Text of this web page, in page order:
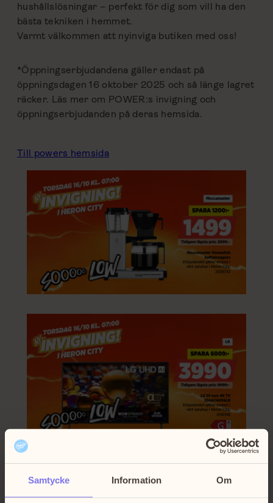
Samtycke Information Om
hushållslösningar – perfekt för dig som vill ha den
bästa tekniken i hemmet.
Varmt välkommen att nyinviga butiken med oss!
*Öppningserbjudandena gäller endast på
öppningsdagen 16 oktober 2025 och så länge lagret
räcker. Läs mer om POWER:s invigning och
öppningserbjudanden på deras hemsida.
Till powers hemsida